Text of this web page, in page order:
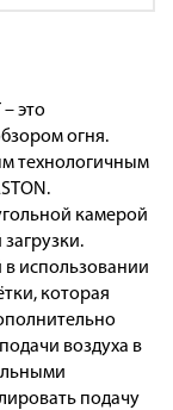
это
огня.
технологичным
камерой
использовании
которая
воздуха в
подачу